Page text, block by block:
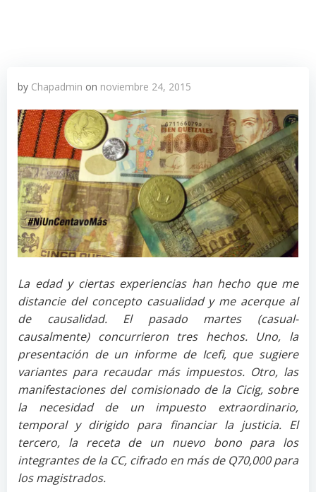
by Chapadmin on noviembre 24, 2015
La edad y ciertas experiencias han hecho que me
distancie del concepto casualidad y me acerque al
de causalidad. El pasado martes (casual-
causalmente) concurrieron tres hechos. Uno, la
presentación de un informe de Icefi, que sugiere
variantes para recaudar más impuestos. Otro, las
manifestaciones del comisionado de la Cicig, sobre
la necesidad de un impuesto extraordinario,
temporal y dirigido para financiar la justicia. El
tercero, la receta de un nuevo bono para los
integrantes de la CC, cifrado en más de Q70,000 para
los magistrados.